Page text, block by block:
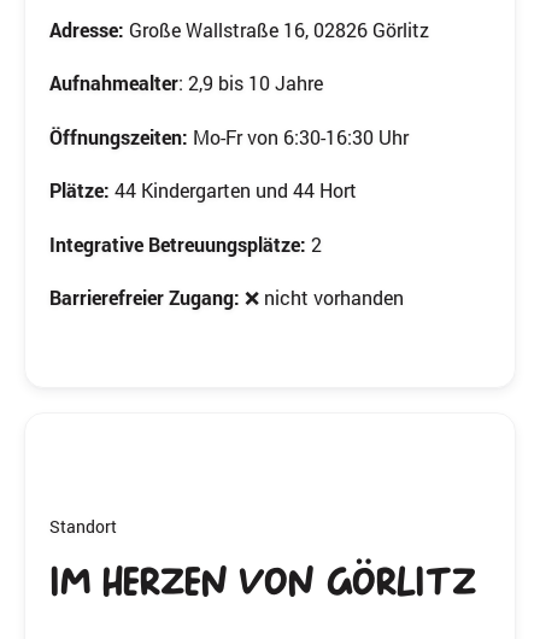
Adresse: Große Wallstraße 16, 02826 Görlitz
Aufnahmealter: 2,9 bis 10 Jahre
Öffnungszeiten: Mo-Fr von 6:30-16:30 Uhr
Plätze: 44 Kindergarten und 44 Hort
Integrative Betreuungsplätze: 2
Barrierefreier Zugang:❌ nicht vorhanden
Standort
Im Herzen von Görlitz